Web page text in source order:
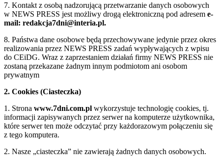
7. Kontakt z osobą nadzorującą przetwarzanie danych osobowych
w NEWS PRESS jest możliwy drogą elektroniczną pod adresem e-
mail: redakcja7dni@interia.pl.
8. Państwa dane osobowe będą przechowywane jedynie przez okres
realizowania przez NEWS PRESS zadań wypływających z wpisu
do CEiDG. Wraz z zaprzestaniem działań firmy NEWS PRESS nie
zostaną przekazane żadnym innym podmiotom ani osobom
prywatnym
2. Cookies (Ciasteczka)
1. Strona www.7dni.com.pl wykorzystuje technologię cookies, tj.
informacji zapisywanych przez serwer na komputerze użytkownika,
które serwer ten może odczytać przy każdorazowym połączeniu się
z tego komputera.
2. Nasze „ciasteczka” nie zawierają żadnych danych osobowych.